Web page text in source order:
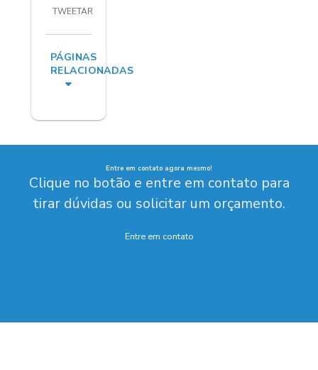
TWEETAR
PÁGINAS
RELACIONADAS
Entre em contato agora mesmo!
Clique no botão e entre em contato para
tirar dúvidas ou solicitar um orçamento.
Entre em contato